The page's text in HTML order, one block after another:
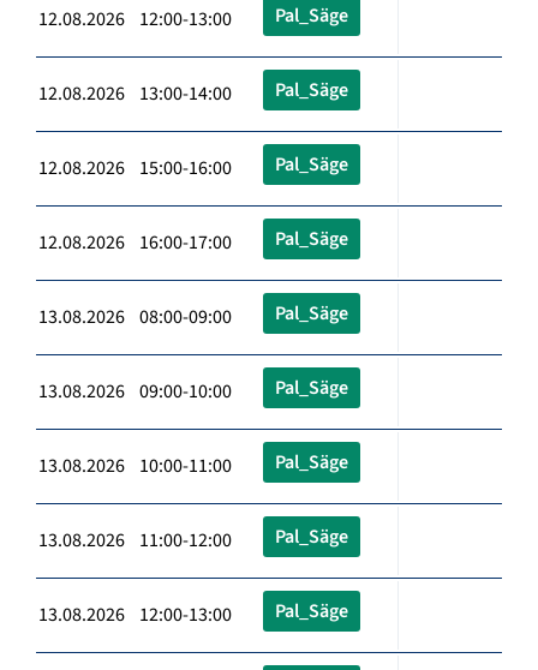
12.08.2026 12:00-13:00 Pal_Säge
12.08.2026 13:00-14:00 Pal_Säge
12.08.2026 15:00-16:00 Pal_Säge
12.08.2026 16:00-17:00 Pal_Säge
13.08.2026 08:00-09:00 Pal_Säge
13.08.2026 09:00-10:00 Pal_Säge
13.08.2026 10:00-11:00 Pal_Säge
13.08.2026 11:00-12:00 Pal_Säge
13.08.2026 12:00-13:00 Pal_Säge